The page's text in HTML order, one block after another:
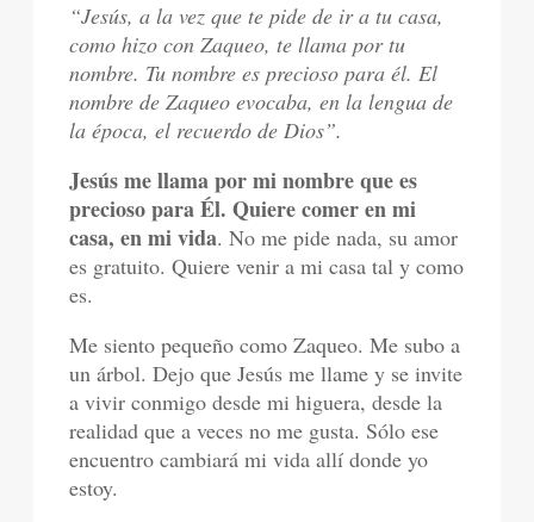
“Jesús, a la vez que te pide de ir a tu casa,
como hizo con Zaqueo, te llama por tu
nombre. Tu nombre es precioso para él. El
nombre de Zaqueo evocaba, en la lengua de
la época, el recuerdo de Dios”.
Jesús me llama por mi nombre que es
precioso para Él. Quiere comer en mi
casa, en mi vida. No me pide nada, su amor
es gratuito. Quiere venir a mi casa tal y como
es.
Me siento pequeño como Zaqueo. Me subo a
un árbol. Dejo que Jesús me llame y se invite
a vivir conmigo desde mi higuera, desde la
realidad que a veces no me gusta. Sólo ese
encuentro cambiará mi vida allí donde yo
estoy.